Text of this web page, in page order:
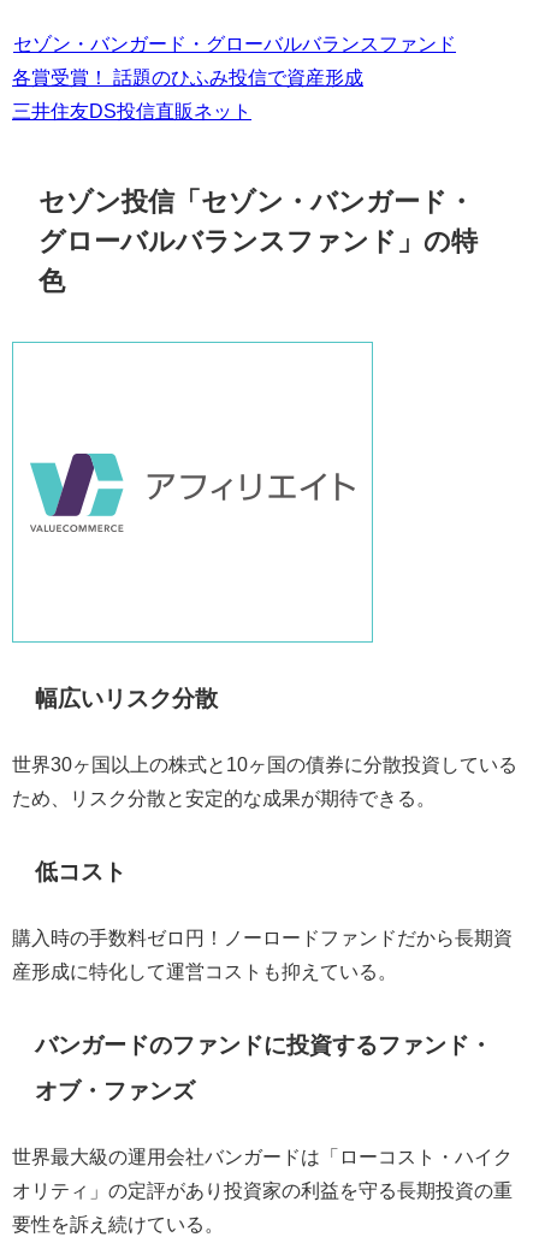
セゾン・バンガード・グローバルバランスファンド
各賞受賞！ 話題のひふみ投信で資産形成
三井住友DS投信直販ネット
セゾン投信「セゾン・バンガード・
グローバルバランスファンド」の特
色
幅広いリスク分散
世界30ヶ国以上の株式と10ヶ国の債券に分散投資している
ため、リスク分散と安定的な成果が期待できる。
低コスト
購入時の手数料ゼロ円！ノーロードファンドだから長期資
産形成に特化して運営コストも抑えている。
バンガードのファンドに投資するファンド・
オブ・ファンズ
世界最大級の運用会社バンガードは「ローコスト・ハイク
オリティ」の定評があり投資家の利益を守る長期投資の重
要性を訴え続けている。